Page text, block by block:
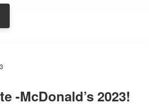
-McDonald’s 2023!